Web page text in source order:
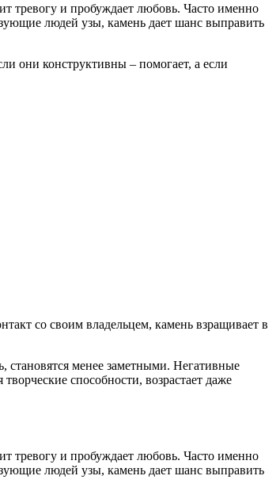
тревогу и пробуждает любовь. Часто именно
людей узы, камень дает шанс выправить
они конструктивны – помогает, а если
со своим владельцем, камень взращивает в
становятся менее заметными. Негативные
способности, возрастает даже
тревогу и пробуждает любовь. Часто именно
людей узы, камень дает шанс выправить